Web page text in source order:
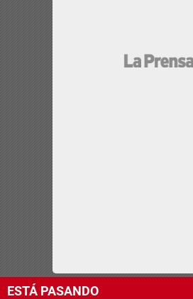
ESTÁ PASANDO